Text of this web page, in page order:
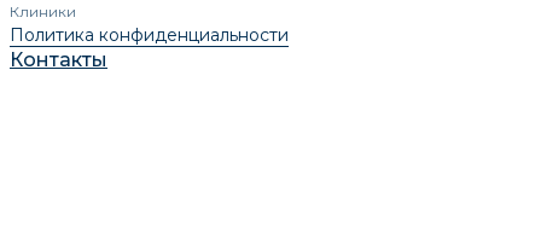
Клиники
Политика конфиденциальности
Контакты